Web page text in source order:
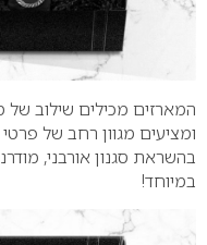
המארזים מכילים שילוב
ומציעים מגוון רחב של פרטי
בהשראת סגנון אורבני,
במיוחד!